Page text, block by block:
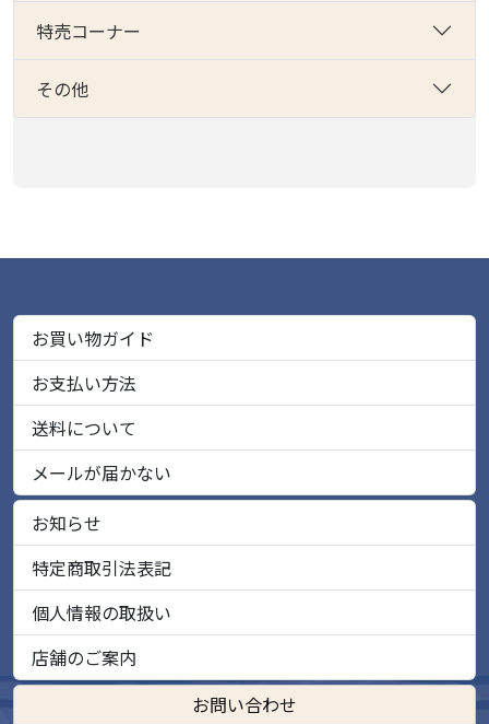
特売コーナー
その他
お買い物ガイド
お支払い方法
送料について
メールが届かない
お知らせ
特定商取引法表記
個人情報の取扱い
店舗のご案内
お問い合わせ